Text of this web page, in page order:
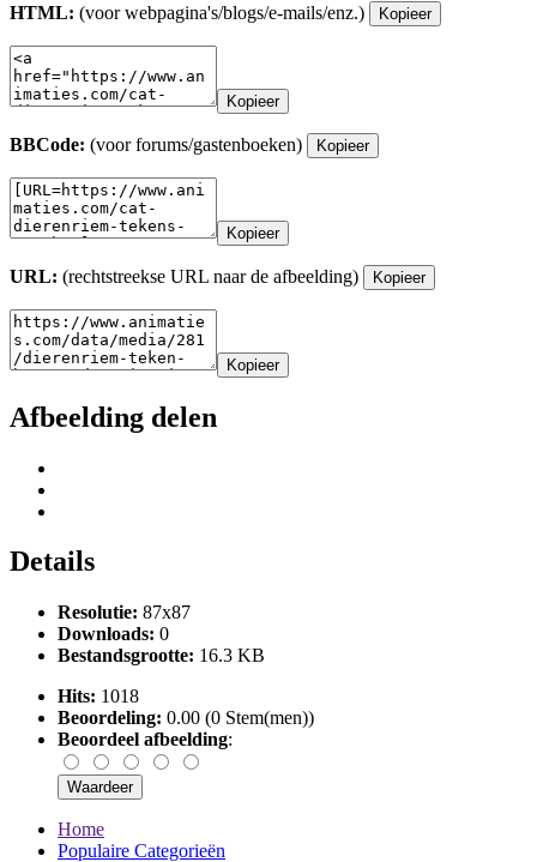
HTML: (voor webpagina's/blogs/e-mails/enz.) Kopieer
Kopieer
BBCode: (voor forums/gastenboeken) Kopieer
Kopieer
URL: (rechtstreekse URL naar de afbeelding) Kopieer
Kopieer
Afbeelding delen
Details
Resolutie: 87x87
Downloads: 0
Bestandsgrootte: 16.3 KB
Hits: 1018
Beoordeling: 0.00 (0 Stem(men))
Beoordeel afbeelding:
Home
Populaire Categorieën